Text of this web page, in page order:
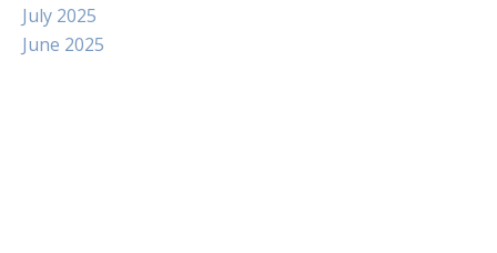
July 2025
June 2025